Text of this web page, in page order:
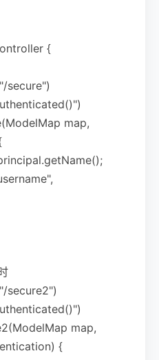
{
secure")
map,
secure2")
map,
{